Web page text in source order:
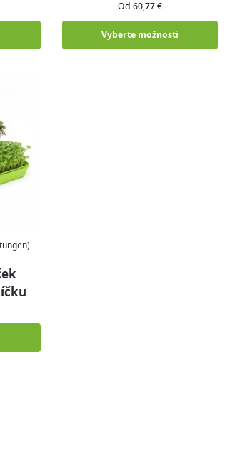
Od 60,77 €
Vyberte možnosti